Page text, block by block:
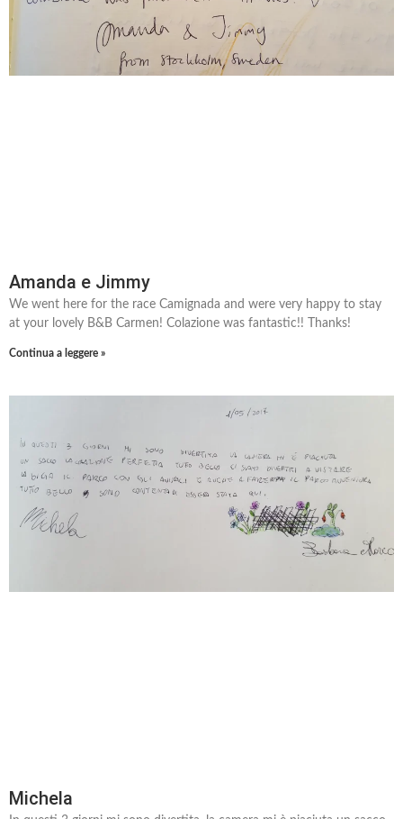
Amanda e Jimmy
We went here for the race Camignada and were very happy to stay
at your lovely B&B Carmen! Colazione was fantastic!! Thanks!
Continua a leggere »
Michela